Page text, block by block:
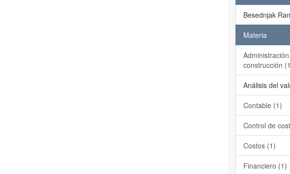
Besednjak
Materia
construcción
Análisis del
Contable (1)
Control de
Costos (1)
Financiero (1)